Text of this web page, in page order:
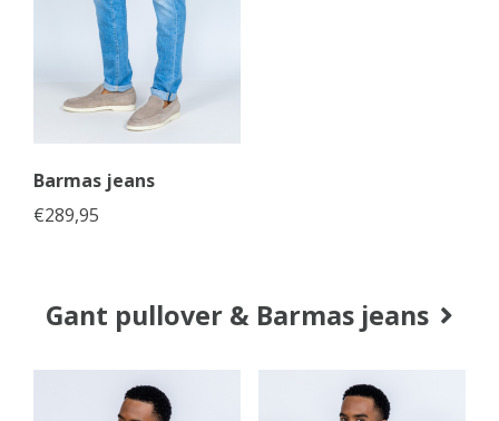
Barmas jeans
€289,95
Gant pullover & Barmas jeans